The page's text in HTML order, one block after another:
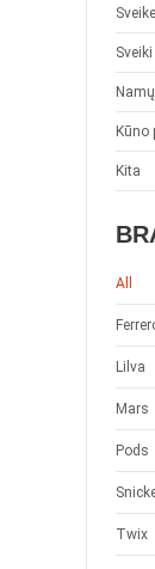
Kūno
Kita
All
Lilva
Mars
Pods
Twix